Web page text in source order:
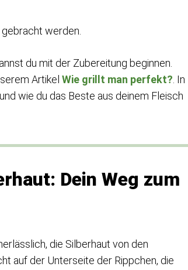
werden.
du mit der Zubereitung beginnen.
Artikel Wie grillt man perfekt? . In
wie du das Beste aus deinem Fleisch
Dein Weg zum
die Silberhaut von den
auf der Unterseite der Rippchen, die